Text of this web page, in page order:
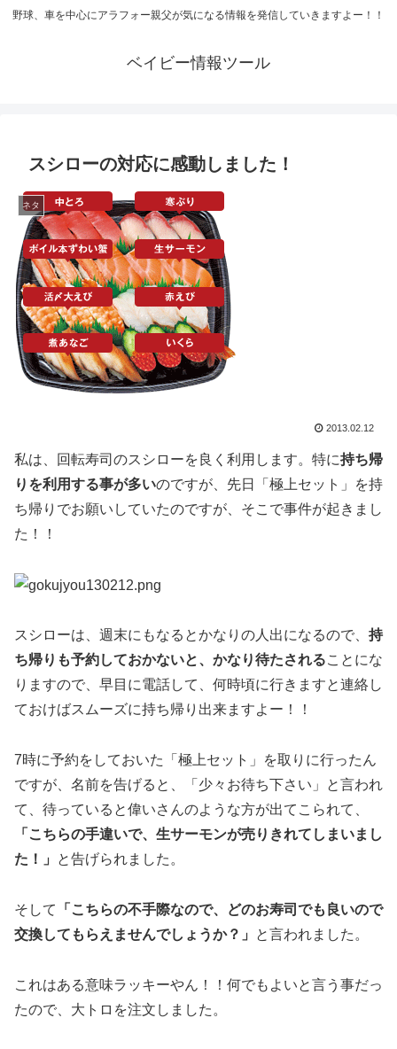
野球、車を中心にアラフォー親父が気になる情報を発信していきますよー！！
ベイビー情報ツール
スシローの対応に感動しました！
ネタ
2013.02.12
私は、回転寿司のスシローを良く利用します。特に持ち帰
りを利用する事が多いのですが、先日「極上セット」を持
ち帰りでお願いしていたのですが、そこで事件が起きまし
た！！
スシローは、週末にもなるとかなりの人出になるので、 持
ち帰りも予約しておかないと、かなり待たされることにな
りますので、早目に電話して、何時頃に行きますと連絡し
ておけばスムーズに持ち帰り出来ますよー！！
7時に予約をしておいた「極上セット」を取りに行ったん
ですが、名前を告げると、「少々お待ち下さい」と言われ
て、待っていると偉いさんのような方が出てこられて、
「こちらの手違いで、生サーモンが売りきれてしまいまし
た！」
と告げられました。
そして
「こちらの不手際なので、どのお寿司でも良いので
交換してもらえませんでしょうか？」
と言われました。
これはある意味ラッキーやん！！何でもよいと言う事だっ
たので、大トロを注文しました。